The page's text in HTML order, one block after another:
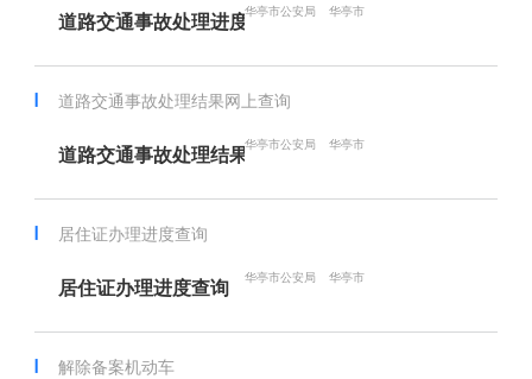
道路交通事故处理进度网上查询
华亭市公安局 华亭市
道路交通事故处理结果网上查询
道路交通事故处理结果网上查询
华亭市公安局 华亭市
居住证办理进度查询
居住证办理进度查询 华亭市公安局 华亭市
解除备案机动车